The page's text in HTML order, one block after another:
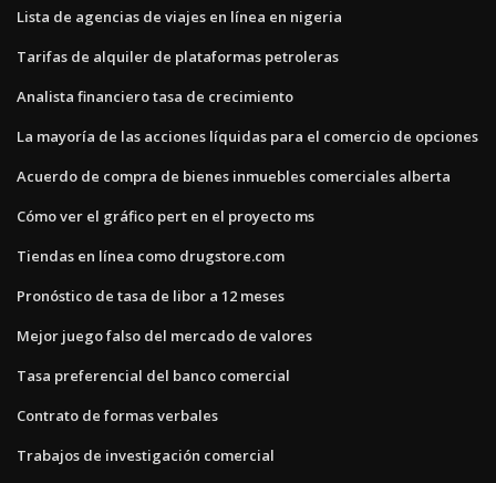
Lista de agencias de viajes en línea en nigeria
Tarifas de alquiler de plataformas petroleras
Analista financiero tasa de crecimiento
La mayoría de las acciones líquidas para el comercio de opciones
Acuerdo de compra de bienes inmuebles comerciales alberta
Cómo ver el gráfico pert en el proyecto ms
Tiendas en línea como drugstore.com
Pronóstico de tasa de libor a 12 meses
Mejor juego falso del mercado de valores
Tasa preferencial del banco comercial
Contrato de formas verbales
Trabajos de investigación comercial